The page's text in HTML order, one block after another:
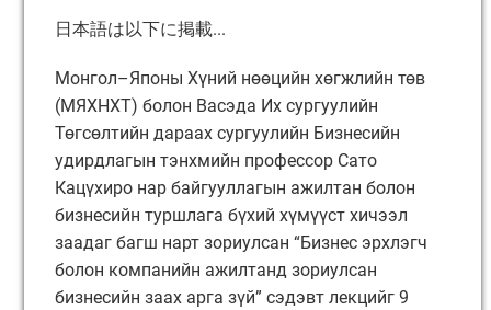
日本語は以下に掲載...
Монгол–Японы Хүний нөөцийн хөгжлийн төв
(МЯХНХТ) болон Васэда Их сургуулийн
Төгсөлтийн дараах сургуулийн Бизнесийн
удирдлагын тэнхмийн профессор Сато
Кацүхиро нар байгууллагын ажилтан болон
бизнесийн туршлага бүхий хүмүүст хичээл
заадаг багш нарт зориулсан “Бизнес эрхлэгч
болон компанийн ажилтанд зориулсан
бизнесийн заах арга зүй” сэдэвт лекцийг 9